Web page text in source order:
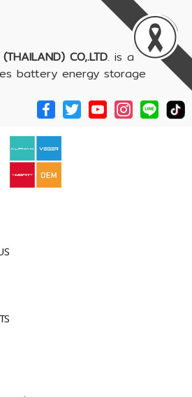
(THAILAND) CO,.LTD. is a
battery energy storage